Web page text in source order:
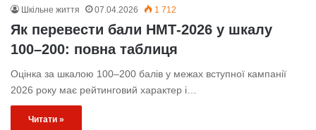
Шкільне життя 07.04.2026 1 712
Як перевести бали НМТ-2026 у шкалу
100–200: повна таблиця
Оцінка за шкалою 100–200 балів у межах вступної кампанії
2026 року має рейтинговий характер і…
Читати »